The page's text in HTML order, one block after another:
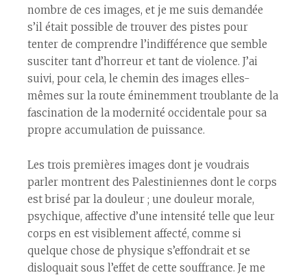
nombre de ces images, et je me suis demandée
s’il était possible de trouver des pistes pour
tenter de comprendre l’indifférence que semble
susciter tant d’horreur et tant de violence. J’ai
suivi, pour cela, le chemin des images elles-
mêmes sur la route éminemment troublante de la
fascination de la modernité occidentale pour sa
propre accumulation de puissance.
Les trois premières images dont je voudrais
parler montrent des Palestinien·nes dont le corps
est brisé par la douleur ; une douleur morale,
psychique, affective d’une intensité telle que leur
corps en est visiblement affecté, comme si
quelque chose de physique s’effondrait et se
disloquait sous l’effet de cette souffrance. Je me